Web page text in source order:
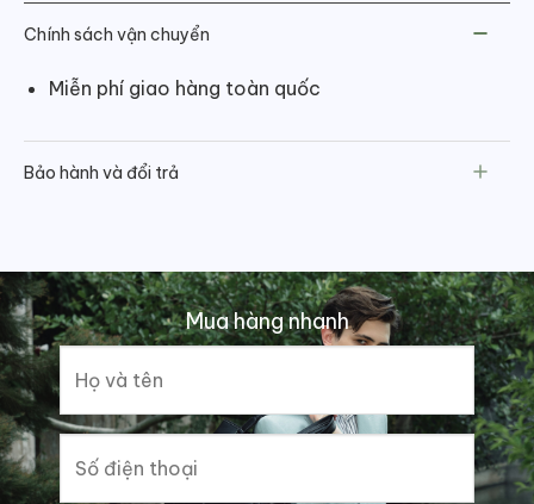
Chính sách vận chuyển
Miễn phí giao hàng toàn quốc
Bảo hành và đổi trả
Mua hàng nhanh